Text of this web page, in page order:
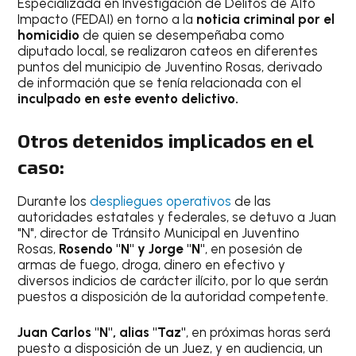
Especializada en Investigación de Delitos de Alto
Impacto (FEDAI) en torno a la noticia criminal por el
homicidiode quien se desempeñaba como
diputado local, se realizaron cateos en diferentes
puntos del municipio de Juventino Rosas, derivado
de información que se tenía relacionada con el
inculpado en este evento delictivo.
Otros detenidos implicados en el
caso:
Durante losdespliegues operativosde las
autoridades estatales y federales, se detuvo a Juan
"N", director de Tránsito Municipal en Juventino
Rosas, Rosendo "N" y Jorge "N", en posesión de
armas de fuego, droga, dinero en efectivo y
diversos indicios de carácter ilícito, por lo que serán
puestos a disposición de la autoridad competente.
Juan Carlos "N", alias "Taz", en próximas horas será
puesto a disposición de un Juez, y en audiencia, un